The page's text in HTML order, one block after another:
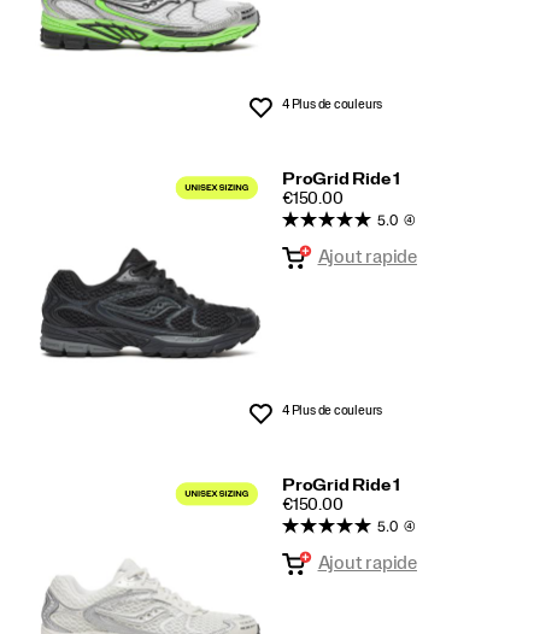
Liste de souhaits
4 Plus de couleurs
ProGrid Ride 1
PRICE
€150.00
Liste de souhaits
5.0 (4)
Ajout rapide
4 Plus de couleurs
ProGrid Ride 1
PRICE
€150.00
5.0 (4)
Ajout rapide